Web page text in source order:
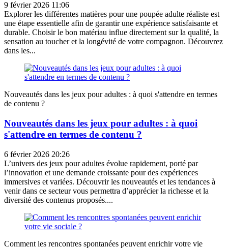
9 février 2026 11:06
Explorer les différentes matières pour une poupée adulte réaliste est
une étape essentielle afin de garantir une expérience satisfaisante et
durable. Choisir le bon matériau influe directement sur la qualité, la
sensation au toucher et la longévité de votre compagnon. Découvrez
dans les...
Nouveautés dans les jeux pour adultes : à quoi s'attendre en termes
de contenu ?
Nouveautés dans les jeux pour adultes : à quoi
s'attendre en termes de contenu ?
6 février 2026 20:26
L’univers des jeux pour adultes évolue rapidement, porté par
l’innovation et une demande croissante pour des expériences
immersives et variées. Découvrir les nouveautés et les tendances à
venir dans ce secteur vous permettra d’apprécier la richesse et la
diversité des contenus proposés....
Comment les rencontres spontanées peuvent enrichir votre vie